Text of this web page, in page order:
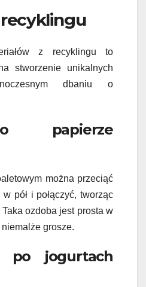
recyklingu
z recyklingu to
stworzenie unikalnych
dbaniu o
papierze
można przeciąć
pół i połączyć, tworząc
ozdoba jest prosta w
grosze.
po jogurtach